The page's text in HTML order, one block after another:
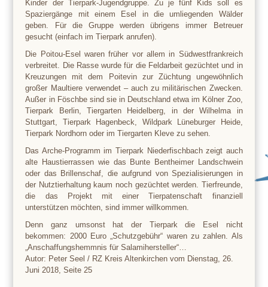
Kinder der Tierpark-Jugendgruppe. Zu je fünf Kids soll es
Spaziergänge mit einem Esel in die umliegenden Wälder
geben. Für die Gruppe werden übrigens immer Betreuer
gesucht (einfach imTierpark anrufen).
Die Poitou-Esel waren früher vor allem in Südwestfrankreich
verbreitet. Die Rasse wurde für die Feldarbeit gezüchtet und in
Kreuzungen mit dem Poitevin zur Züchtung ungewöhnlich
großer Maultiere verwendet – auch zu militärischen Zwecken.
Außer in Föschbe sind sie in Deutschland etwa im Kölner Zoo,
Tierpark Berlin, Tiergarten Heidelberg, in der Wilhelma in
Stuttgart, TierparkHagenbeck, Wildpark Lüneburger Heide,
Tierpark Nordhorn oder im Tiergarten Kleve zu sehen.
Das Arche-Programm im Tierpark Niederfischbach zeigt auch
alte Haustierrassen wie das Bunte Bentheimer Landschwein
oder das Brillenschaf, die aufgrund von Spezialisierungen in
der Nutztierhaltung kaum noch gezüchtet werden. Tierfreunde,
die das Projekt mit einer Tierpatenschaft finanziell
unterstützen möchten, sind immer willkommen.
Denn ganz umsonst hat der Tierparkdie Esel nicht
bekommen: 2000 Euro „Schutzgebühr“ waren zu zahlen. Als
„Anschaffungshemmnis für Salamihersteller“…
Autor: Peter Seel / RZ Kreis Altenkirchen vom Dienstag, 26.
Juni 2018, Seite 25